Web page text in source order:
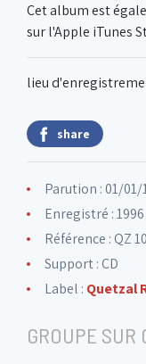
8. Skin to skin
9. Towards
Cet album est
sur l'Apple iTunes
lieu
share
Parution : 01/01/
Enregistré :
Référence : QZ
Support : CD
Label : Quetzal
GROUPE SUR